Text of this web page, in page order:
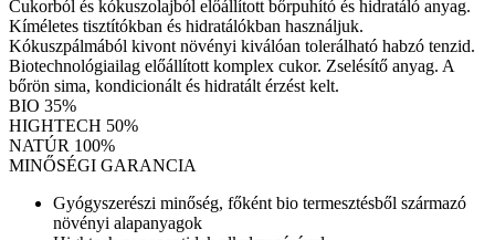
Cukorból és kókuszolajból előállított bőrpuhító és hidratáló anyag.
Kíméletes tisztítókban és hidratálókban használjuk.
Kókuszpálmából kivont növényi kiválóan tolerálható habzó tenzid.
Biotechnológiailag előállított komplex cukor. Zselésítő anyag. A
bőrön sima, kondicionált és hidratált érzést kelt.
BIO 35%
HIGHTECH 50%
NATÚR 100%
MINŐSÉGI GARANCIA
Gyógyszerészi minőség, főként bio termesztésből származó
növényi alapanyagok